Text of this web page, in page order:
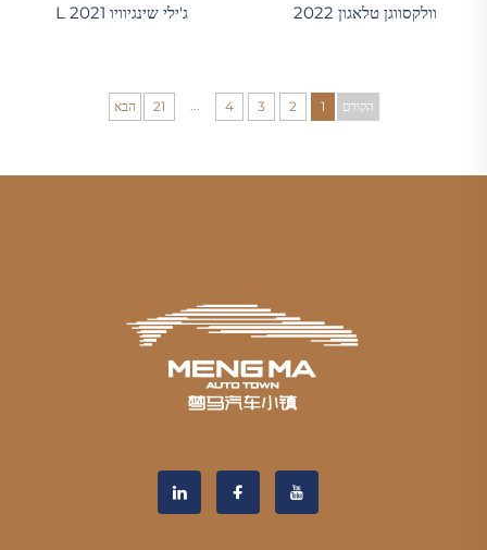
וולקסווגן טלאגון 2022 ג'ילי שינגיוויו L 2021
הקודם 1
2
3
4
...
21 הבא